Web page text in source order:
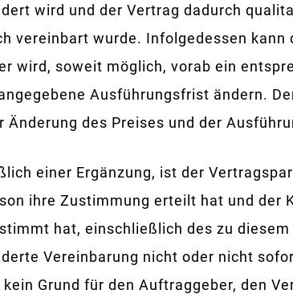
wird und der Vertrag dadurch
vereinbart wurde. Infolgedessen
wird, soweit möglich, vorab ein
Ausführungsfrist ändern.
des Preises und der
einer Ergänzung, ist der
ihre Zustimmung erteilt hat und der
hat, einschließlich des zu
Vereinbarung nicht oder nicht
Grund für den Auftraggeber, den